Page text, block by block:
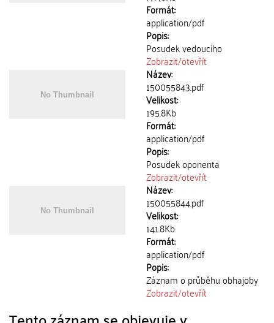
Formát:
application/pdf
Popis:
Posudek vedoucího
Zobrazit/otevřít
Název:
150055843.pdf
Velikost:
195.8Kb
Formát:
application/pdf
Popis:
Posudek oponenta
Zobrazit/otevřít
Název:
150055844.pdf
Velikost:
141.8Kb
Formát:
application/pdf
Popis:
Záznam o průběhu obhajoby
Zobrazit/otevřít